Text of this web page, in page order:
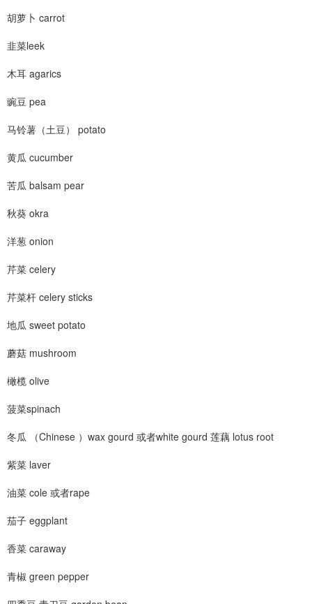
胡萝卜 carrot
韭菜leek
木耳 agarics
豌豆 pea
马铃薯（土豆） potato
黄瓜 cucumber
苦瓜 balsam pear
秋葵 okra
洋葱 onion
芹菜 celery
芹菜杆 celery sticks
地瓜 sweet potato
蘑菇 mushroom
橄榄 olive
菠菜spinach
冬瓜 （Chinese ）wax gourd 或者white gourd 莲藕 lotus root
紫菜 laver
油菜 cole 或者rape
茄子 eggplant
香菜 caraway
青椒 green pepper